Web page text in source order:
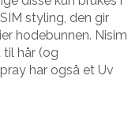
styling, den gir
hodebunnen. Nisim
hår (og
har også et Uv